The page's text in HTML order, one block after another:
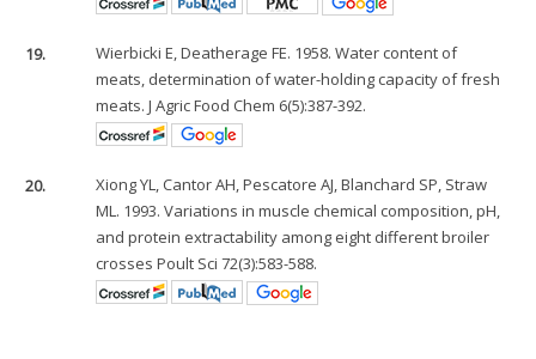
19.
Wierbicki E, Deatherage FE. 1958. Water content of
meats, determination of water-holding capacity of fresh
meats. J Agric Food Chem 6(5):387-392.
20.
Xiong YL, Cantor AH, Pescatore AJ, Blanchard SP, Straw
ML. 1993. Variations in muscle chemical composition, pH,
and protein extractability among eight different broiler
crosses Poult Sci 72(3):583-588.